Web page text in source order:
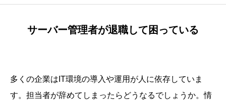
サーバー管理者が退職して困っている
多くの企業はIT環境の導入や運用が人に依存していま
す。担当者が辞めてしまったらどうなるでしょうか。情